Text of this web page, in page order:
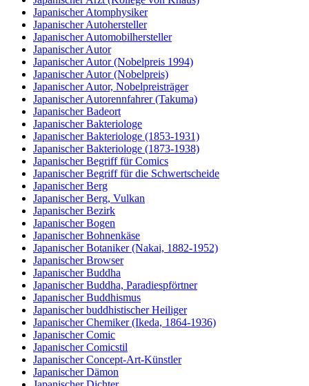
Japanischer Atomphysiker
Japanischer Autohersteller
Japanischer Automobilhersteller
Japanischer Autor
Japanischer Autor (Nobelpreis 1994)
Japanischer Autor (Nobelpreis)
Japanischer Autor, Nobelpreisträger
Japanischer Autorennfahrer (Takuma)
Japanischer Badeort
Japanischer Bakteriologe
Japanischer Bakteriologe (1853-1931)
Japanischer Bakteriologe (1873-1938)
Japanischer Begriff für Comics
Japanischer Begriff für die Schwertscheide
Japanischer Berg
Japanischer Berg, Vulkan
Japanischer Bezirk
Japanischer Bogen
Japanischer Bohnenkäse
Japanischer Botaniker (Nakai, 1882-1952)
Japanischer Browser
Japanischer Buddha
Japanischer Buddha, Paradiespförtner
Japanischer Buddhismus
Japanischer buddhistischer Heiliger
Japanischer Chemiker (Ikeda, 1864-1936)
Japanischer Comic
Japanischer Comicstil
Japanischer Concept-Art-Künstler
Japanischer Dämon